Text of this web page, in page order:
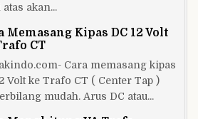
akan...
Memasang Kipas DC 12 Volt
CT
Cara memasang kipas
Volt ke Trafo CT ( Center Tap )
mudah. Arus DC atau...